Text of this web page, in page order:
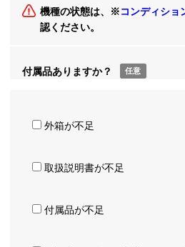
機種の状態は、※コンディショ
認ください。
付属品ありますか？ 任意
外箱が不足
取扱説明書が不足
付属品が不足